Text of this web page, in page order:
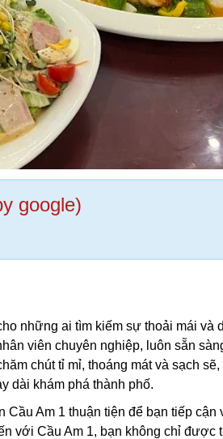
google)
những ai tìm kiếm sự thoải mái và
viên chuyên nghiệp, luôn sẵn
chút tỉ mỉ, thoáng mát và sạch sẽ,
dài khám phá thành phố.
Cầu Am 1 thuận tiện để bạn tiếp cận
với Cầu Am 1, bạn không chỉ được